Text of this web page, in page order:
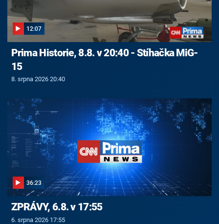
12:07
Prima Historie, 8.8. v 20:40 - Stíhačka MiG-
15
8. srpna 2026 20:40
36:23
ZPRÁVY, 6.8. v 17:55
6. srpna 2026 17:55